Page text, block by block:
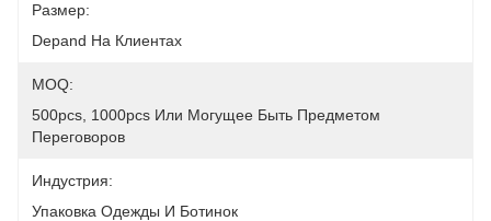
Размер:
Depand На Клиентах
MOQ:
500pcs, 1000pcs Или Могущее Быть Предметом
Переговоров
Индустрия:
Упаковка Одежды И Ботинок